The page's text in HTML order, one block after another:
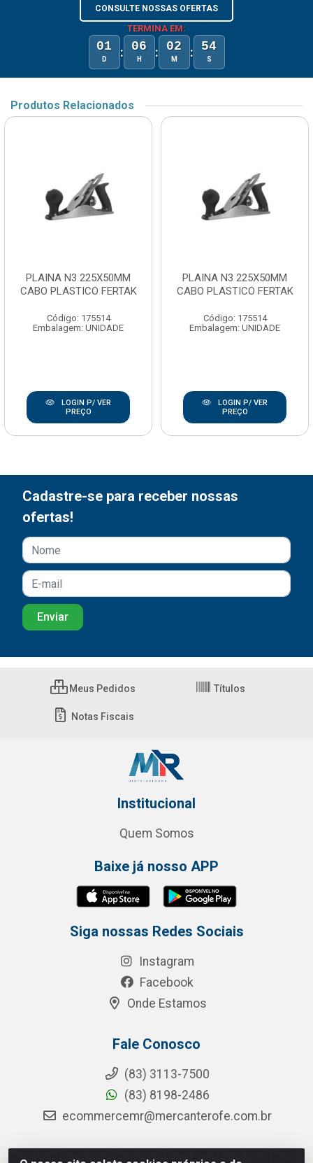
CONSULTE NOSSAS OFERTAS
TERMINA EM:
01
D : 06
H : 02
M : 54
S
Produtos Relacionados
PLAINA N3 225X50MM
CABO PLASTICO FERTAK
Código: 175514
Embalagem: UNIDADE
LOGIN P/ VER
PREÇO
PLAINA N3 225X50MM
CABO PLASTICO FERTAK
Código: 175514
Embalagem: UNIDADE
LOGIN P/ VER
PREÇO
Cadastre-se para receber nossas
ofertas!
Meus Pedidos Títulos
Notas Fiscais
Institucional
Quem Somos
Baixe já nosso APP
Siga nossas Redes Sociais
Instagram
Facebook
Onde Estamos
Fale Conosco
(83) 3113-7500
(83) 8198-2486
ecommercemr@mercanterofe.com.br